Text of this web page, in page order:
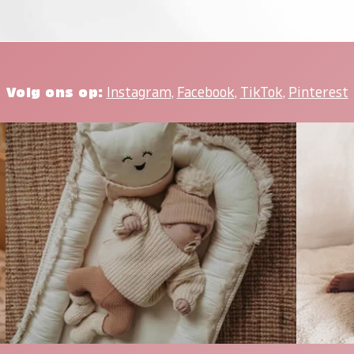
Volg ons op: Instagram, Facebook, TikTok, Pinterest